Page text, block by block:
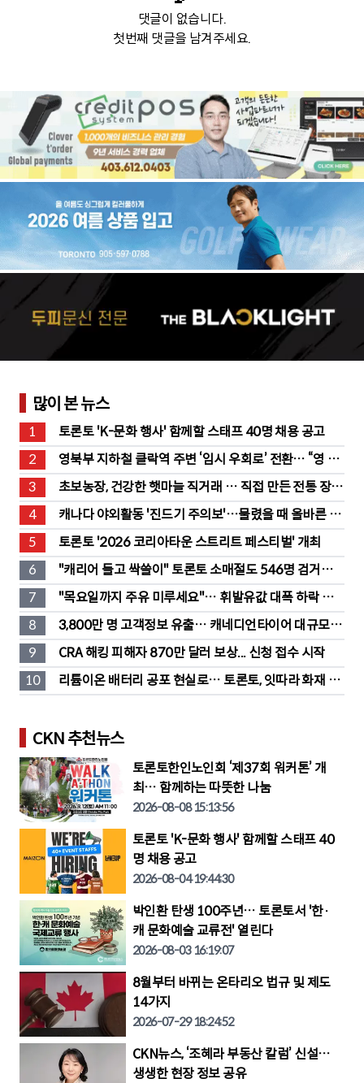
댓글이 없습니다.
첫번째 댓글을 남겨주세요.
많이 본 뉴스
1
토론토 'K-문화 행사' 함께할 스태프 40명 채용 공고
2
영북부 지하철 클락역 주변 ‘임시 우회로’ 전환… “영 스
트리트 바뀐다”
3
초보농장, 건강한 햇마늘 직거래 … 직접 만든 전통 장류
도 판매
4
캐나다 야외활동 '진드기 주의보'…물렸을 때 올바른 대
처법은?
5
토론토 '2026 코리아타운 스트리트 페스티벌' 개최
6
"캐리어 들고 싹쓸이" 토론토 소매절도 546명 검거…
훔친 물건 재유통
7
"목요일까지 주유 미루세요"… 휘발유값 대폭 하락 예
고
8
3,800만 명 고객정보 유출… 캐네디언타이어 대규모 집
단소송 직면
9
CRA 해킹 피해자 870만 달러 보상... 신청 접수 시작
10
리튬이온 배터리 공포 현실로… 토론토, 잇따라 화재 발
생
CKN 추천뉴스
토론토한인노인회 ‘제37회 워커톤’ 개
최… 함께하는 따뜻한 나눔
2026-08-08 15:13:56
토론토 'K-문화 행사' 함께할 스태프 40
명 채용 공고
2026-08-04 19:44:30
박인환 탄생 100주년… 토론토서 '한·
캐 문화예술 교류전' 열린다
2026-08-03 16:19:07
8월부터 바뀌는 온타리오 법규 및 제도
14가지
2026-07-29 18:24:52
CKN뉴스, ‘조혜라 부동산 칼럼’ 신설…
생생한 현장 정보 공유